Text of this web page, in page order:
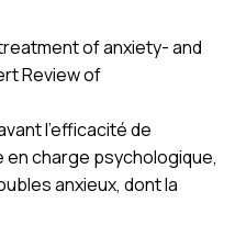
of anxiety- and
Review of
l’efficacité de
en charge psychologique,
anxieux, dont la